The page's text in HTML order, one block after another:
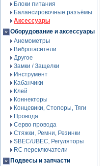
Блоки питания
Балансировочные разъёмы
Аксессуары
Оборудование и аксессуары
Анемометры
Виброгасители
Другое
Замки / Защелки
Инструмент
Кабанчики
Клей
Коннекторы
Концевики, Стопоры, Тяги
Провода
Серво провода
Стяжки, Ремни, Резинки
SBEC/UBEC, Регуляторы
RC переключатели
Подвесы и запчасти